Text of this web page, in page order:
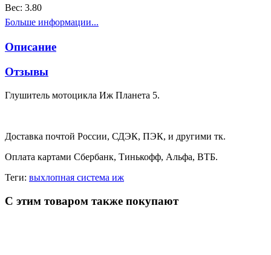
Вес: 3.80
Больше информации...
Описание
Отзывы
Глушитель мотоцикла Иж Планета 5.
Доставка почтой России, СДЭК, ПЭК, и другими тк.
Оплата картами Сбербанк, Тинькофф, Альфа, ВТБ.
Теги: выхлопная система иж
С этим товаром также покупают